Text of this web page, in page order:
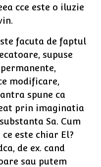
cce este o iluzie
facuta de faptul
supuse
modificare,
spune ca
prin imaginatia
Sa. Cum
este chiar El?
de ex. cand
sau putem